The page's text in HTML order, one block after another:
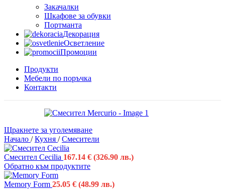
Закачалки
Шкафове за обувки
Портманта
Декорация
Осветление
Промоции
Продукти
Мебели по поръчка
Контакти
Щракнете за уголемяване
Начало / Кухня / Смесители
Смесител Cecilia 167.14 € (326.90 лв.)
Обратно към продуктите
Memory Form 25.05 € (48.99 лв.)